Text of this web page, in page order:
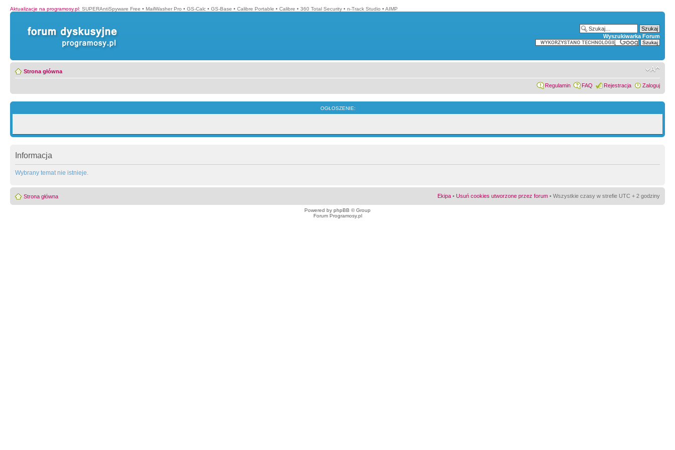
Aktualizacje na programosy.pl: SUPERAntiSpyware Free • MailWasher Pro • GS-Calc • GS-Base • Calibre Portable • Calibre • 360 Total Security • n-Track Studio • AIMP
Wyszukiwarka Forum
Strona główna
Regulamin FAQ Rejestracja Zaloguj
OGŁOSZENIE:
Informacja
Wybrany temat nie istnieje.
Strona główna Ekipa • Usuń cookies utworzone przez forum • Wszystkie czasy w strefie UTC + 2 godziny
Powered by phpBB © Group
Forum Programosy.pl